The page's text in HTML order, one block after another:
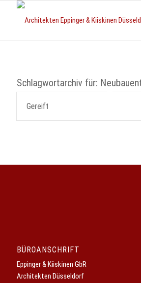
Schlagwortarchiv für:
Gereift
BÜROANSCHRIFT
Eppinger & Kiiskinen GbR
Architekten Düsseldorf